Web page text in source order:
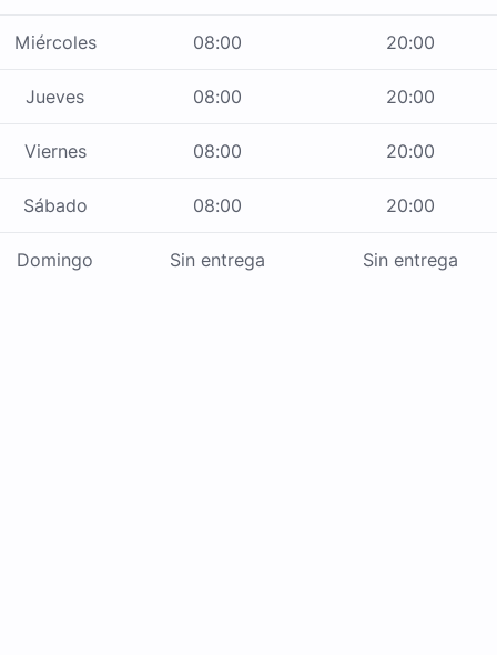
Miércoles 08:00 20:00
Jueves 08:00 20:00
Viernes 08:00 20:00
Sábado 08:00 20:00
Domingo Sin entrega Sin entrega